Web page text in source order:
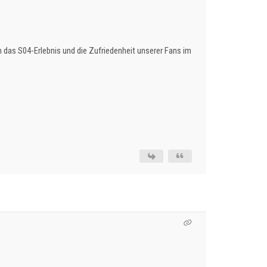
S04-Erlebnis und die Zufriedenheit unserer Fans im